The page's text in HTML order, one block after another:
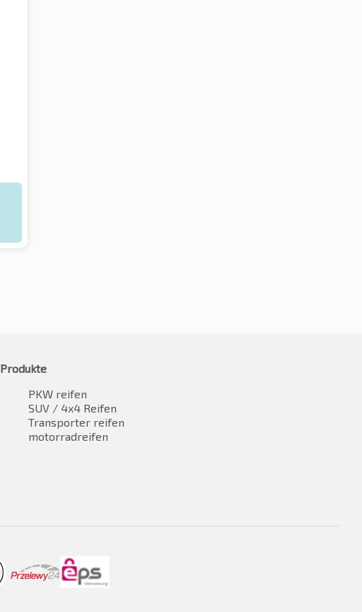
Produkte
PKW reifen
SUV / 4x4 Reifen
Transporter reifen
motorradreifen